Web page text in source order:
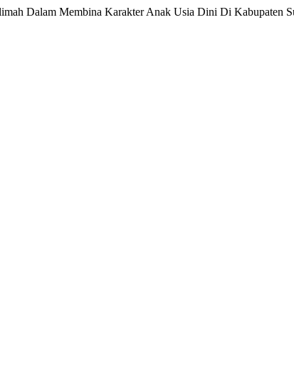
Dalam Membina Karakter Anak Usia Dini Di Kabupaten